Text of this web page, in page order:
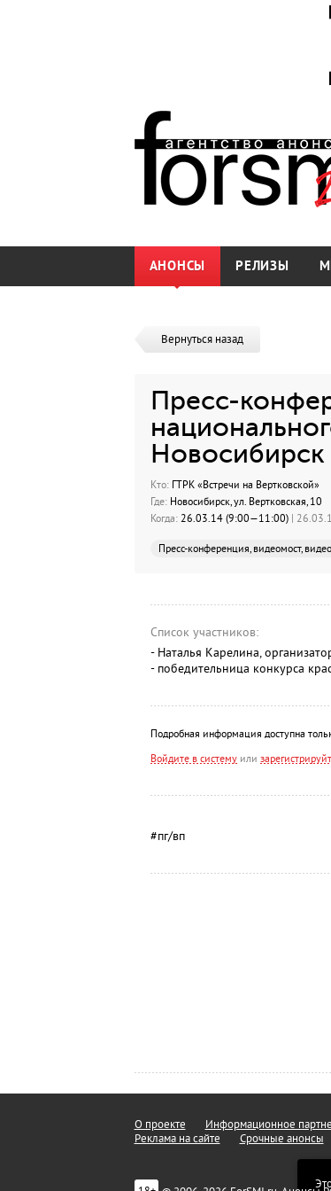
АНОНСЫ РЕЛИЗЫ
Вернуться назад
Пресс-
Кто:ГТРК «Встречи на Вертковской»
Где:Новосибирск, ул. Вертковская, 10
Когда:26.03.14 (9:00—11:00) |
Пресс-конференция, видеомост,
Список участников:
- Наталья Карелина,
- победительница конкурса
Подробная информация доступна
Войдите в системуили
#пг/вп
О проекте Информационное
Реклама на сайте
Срочные анонсы